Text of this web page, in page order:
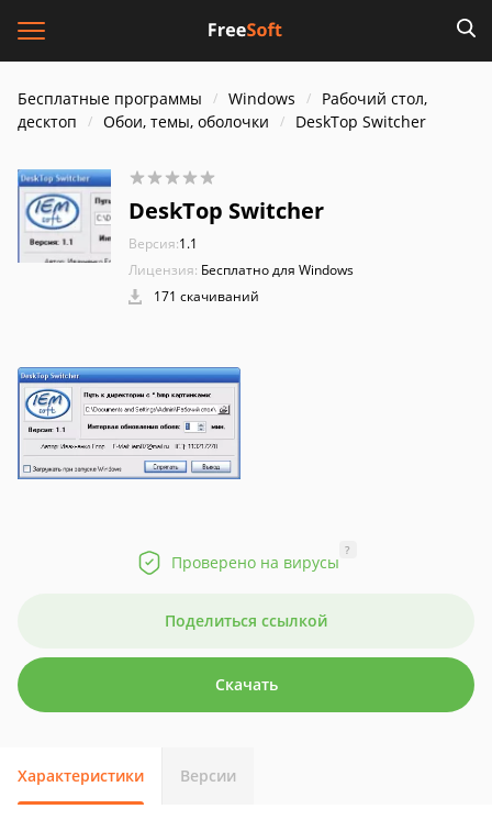
Бесплатные программы Windows
Рабочий стол,
десктоп
Обои, темы, оболочки DeskTop Switcher
DeskTop Switcher
Версия:1.1
Лицензия: Бесплатно для Windows
171 скачиваний
Проверено на вирусы
?
Поделиться ссылкой
Скачать
Характеристики Версии